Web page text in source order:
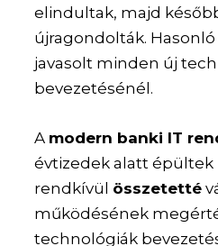
elindultak, majd
újragondolták.
javasolt minden új
bevezetésénél.
A modern banki IT
évtizedek alatt épültek
rendkívül összetetté
működésének
technológiák